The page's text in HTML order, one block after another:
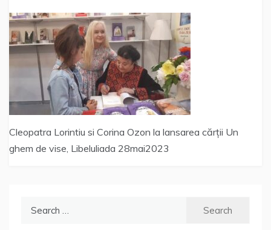
Cleopatra Lorintiu si Corina Ozon la lansarea cărții Un
ghem de vise, Libeluliada 28mai2023